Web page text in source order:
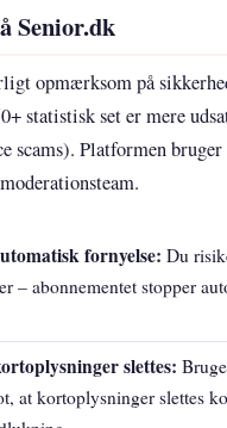
Senior.dk
opmærksom på
statistisk set er mere
scams). Platformen
fornyelse: Du
– abonnementet stopper
slettes:
at kortoplysninger slettes